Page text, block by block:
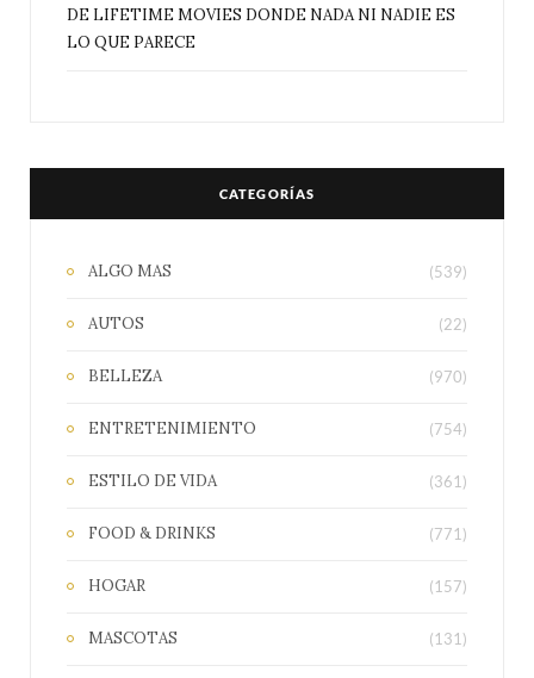
DE LIFETIME MOVIES DONDE NADA NI NADIE ES
LO QUE PARECE
CATEGORÍAS
ALGO MAS (539)
AUTOS (22)
BELLEZA (970)
ENTRETENIMIENTO (754)
ESTILO DE VIDA (361)
FOOD & DRINKS (771)
HOGAR (157)
MASCOTAS (131)